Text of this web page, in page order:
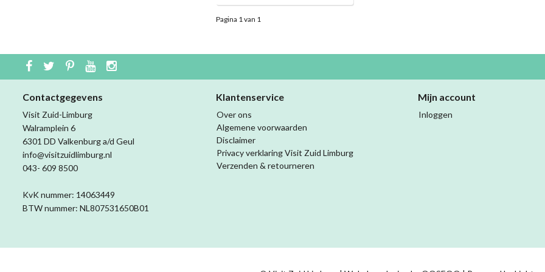
Pagina 1 van 1
Contactgegevens
Visit Zuid-Limburg
Walramplein 6
6301 DD Valkenburg a/d Geul
info@visitzuidlimburg.nl
043- 609 8500
KvK nummer: 14063449
BTW nummer: NL807531650B01
Klantenservice
Over ons
Algemene voorwaarden
Disclaimer
Privacy verklaring Visit Zuid Limburg
Verzenden & retourneren
Mijn account
Inloggen